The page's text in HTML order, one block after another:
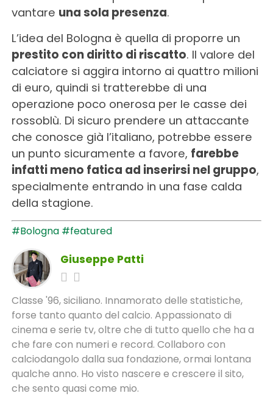
vantare una sola presenza.
L’idea del Bologna è quella di proporre un
prestito con diritto di riscatto. Il valore del
calciatore si aggira intorno ai quattro milioni
di euro, quindi si tratterebbe di una
operazione poco onerosa per le casse dei
rossoblù. Di sicuro prendere un attaccante
che conosce già l’italiano, potrebbe essere
un punto sicuramente a favore, farebbe
infatti meno fatica ad inserirsi nel gruppo,
specialmente entrando in una fase calda
della stagione.
#Bologna #featured
Giuseppe Patti
Classe '96, siciliano. Innamorato delle statistiche,
forse tanto quanto del calcio. Appassionato di
cinema e serie tv, oltre che di tutto quello che ha a
che fare con numeri e record. Collaboro con
calciodangolo dalla sua fondazione, ormai lontana
qualche anno. Ho visto nascere e crescere il sito,
che sento quasi come mio.